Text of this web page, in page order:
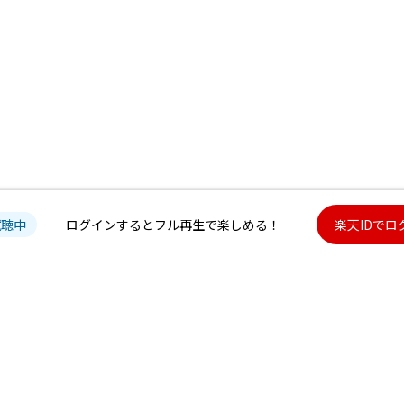
中 ログインするとフル再生で楽しめる！ 楽天IDでロ